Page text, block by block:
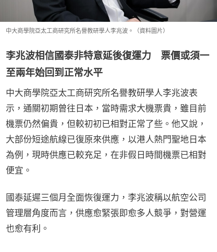
中大商學院亞太工商研究所名譽教研學人李兆波。（資料圖片）
李兆波相信國泰非特意延後復運力 票價或須一
至兩年始回到正常水平
中大商學院亞太工商研究所名譽教研學人李兆波表
示，通關初期曾往日本，當時需求大機票貴，雖目前
機票仍然偏貴，但較初初已相對正常了些。他又說，
大部份短途航線已復原來供應，以港人熱門聖地日本
為例，現時供應已較充足，在非假日時間機票已相對
便宜。
國泰延遲三個月全面恢復運力，李兆波稱以航空公司
管理層角度而言，供應愈緊張即愈多人競爭，對營運
也愈有利。